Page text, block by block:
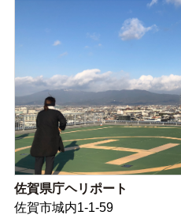
佐賀県庁ヘリポート
佐賀市城内1-1-59